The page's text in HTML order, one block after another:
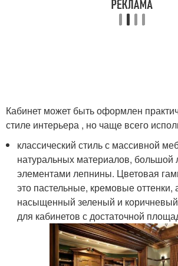
Кабинет может быть оформлен
стиле интерьера , но чаще всего
классический стиль с массивной
натуральных материалов, большой
элементами лепнины. Цветовая
это пастельные, кремовые оттенки,
насыщенный зеленый и
для кабинетов с достаточной